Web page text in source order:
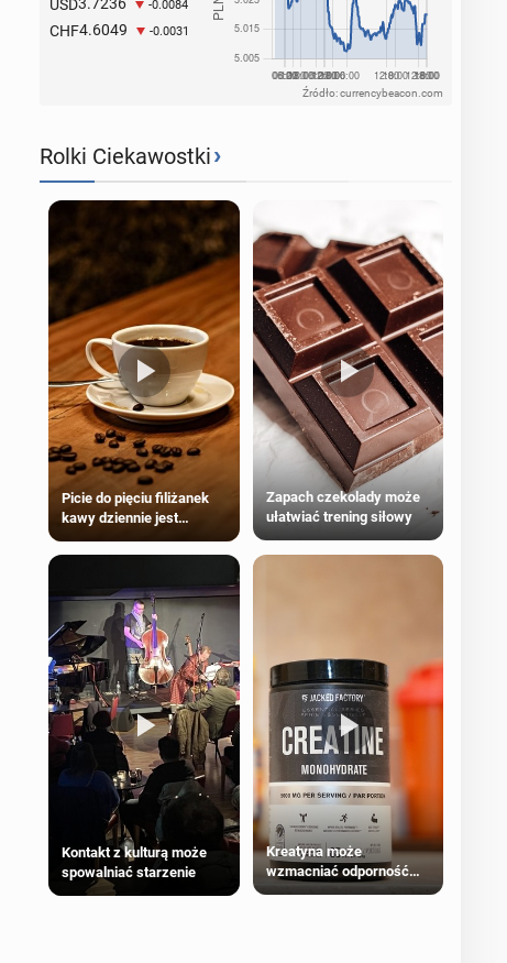
USD -0.0084
CHF4.6049 -0.0031
Źródło: currencybeacon.com
Rolki Ciekawostki›
Picie do pięciu filiżanek
kawy dziennie jest
większości dorosłych
Zapach czekolady może
ułatwiać trening siłowy
Kontakt z kulturą może
spowalniać starzenie
Kreatyna może
wzmacniać odporność
przeciw nowotworom